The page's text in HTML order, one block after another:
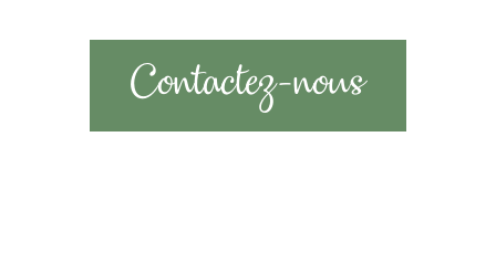
Contactez-nous